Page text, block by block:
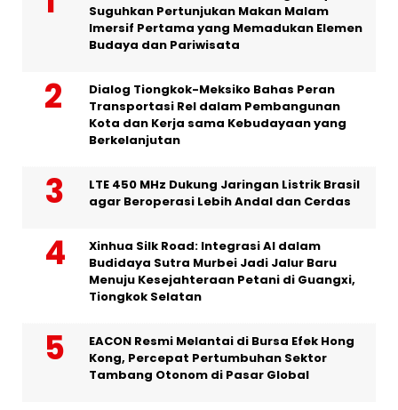
Suguhkan Pertunjukan Makan Malam
Imersif Pertama yang Memadukan Elemen
Budaya dan Pariwisata
Dialog Tiongkok-Meksiko Bahas Peran
Transportasi Rel dalam Pembangunan
Kota dan Kerja sama Kebudayaan yang
Berkelanjutan
LTE 450 MHz Dukung Jaringan Listrik Brasil
agar Beroperasi Lebih Andal dan Cerdas
Xinhua Silk Road: Integrasi AI dalam
Budidaya Sutra Murbei Jadi Jalur Baru
Menuju Kesejahteraan Petani di Guangxi,
Tiongkok Selatan
EACON Resmi Melantai di Bursa Efek Hong
Kong, Percepat Pertumbuhan Sektor
Tambang Otonom di Pasar Global